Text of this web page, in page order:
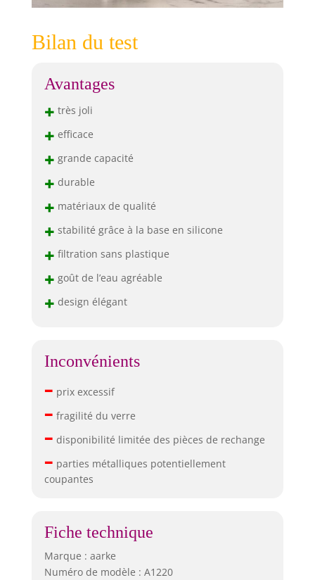
Bilan du test
Avantages
+ très joli
+ efficace
+ grande capacité
+ durable
+ matériaux de qualité
+ stabilité grâce à la base en silicone
+ filtration sans plastique
+ goût de l’eau agréable
+ design élégant
Inconvénients
– prix excessif
– fragilité du verre
– disponibilité limitée des pièces de rechange
– parties métalliques potentiellement
coupantes
Fiche technique
Marque : aarke
Numéro de modèle : A1220